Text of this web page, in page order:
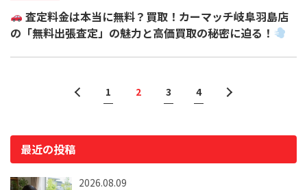
査定料金は本当に無料？買取！カーマッチ岐阜羽島店
の「無料出張査定」の魅力と高価買取の秘密に迫る！
1 2 3 4
最近の投稿
2026.08.09